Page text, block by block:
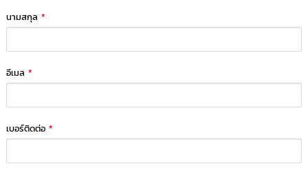
นามสกุล*
อีเมล*
เบอร์ติดต่อ*